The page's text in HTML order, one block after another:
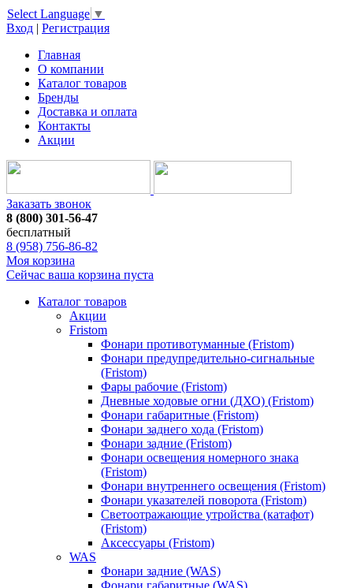
Select Language ▼
Вход | Регистрация
Главная
О компании
Каталог товаров
Бренды
Доставка и оплата
Контакты
Акции
Заказать звонок
8 (800) 301-56-47
бесплатный
8 (958) 756-86-82
Моя корзина
Сейчас ваша корзина пуста
Каталог товаров
Акции
Fristom
Фонари противотуманные (Fristom)
Фонари предупредительно-сигнальные
(Fristom)
Фары рабочие (Fristom)
Дневные ходовые огни (ДХО) (Fristom)
Фонари габаритные (Fristom)
Фонари заднего хода (Fristom)
Фонари задние (Fristom)
Фонари освещения номерного знака
(Fristom)
Фонари внутреннего освещения (Fristom)
Фонари указателей поворота (Fristom)
Светоотражающие утройства (катафот)
(Fristom)
Аксессуары (Fristom)
WAS
Фонари задние (WAS)